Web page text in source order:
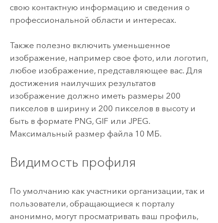
свою контактную информацию и сведения о
профессиональной области и интересах.
Также полезно включить уменьшенное
изображение, например свое фото, или логотип,
любое изображение, представляющее вас. Для
достижения наилучших результатов
изображение должно иметь размеры 200
пикселов в ширину и 200 пикселов в высоту и
быть в формате PNG, GIF или JPEG.
Максимальный размер файла 10 МБ.
Видимость профиля
По умолчанию как участники организации, так и
пользователи, обращающиеся к порталу
анонимно, могут просматривать ваш профиль,